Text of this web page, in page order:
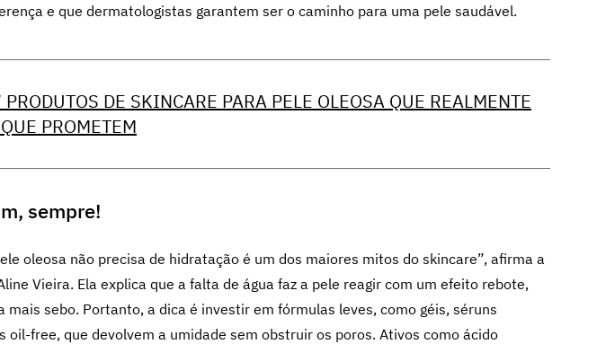
e que dermatologistas garantem ser o caminho para uma pele saudável.
PRODUTOS DE SKINCARE PARA PELE OLEOSA QUE REALMENTE
PROMETEM
sempre!
oleosa não precisa de hidratação é um dos maiores mitos do skincare”, afirma a
Vieira. Ela explica que a falta de água faz a pele reagir com um efeito rebote,
mais sebo. Portanto, a dica é investir em fórmulas leves, como géis, séruns
oil-free, que devolvem a umidade sem obstruir os poros. Ativos como ácido